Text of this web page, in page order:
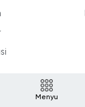
Menyu